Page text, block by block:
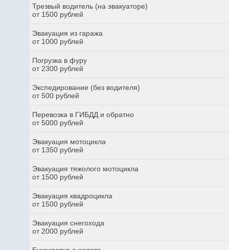
Трезвый водитель (на эвакуаторе)
от 1500 рублей
Эвакуация из гаража
от 1000 рублей
Погрузка в фуру
от 2300 рублей
Экспедирование (без водителя)
от 500 рублей
Перевозка в ГИБДД и обратно
от 5000 рублей
Эвакуация мотоцикла
от 1350 рублей
Эвакуация тяжолого мотоцикла
от 1500 рублей
Эвакуация квадроцикла
от 1500 рублей
Эвакуация снегохода
от 2000 рублей